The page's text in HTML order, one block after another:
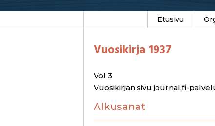
Etusivu
Vuosikirja 1937
Vol 3
Vuosikirjan sivu journal.fi-
Alkusanat